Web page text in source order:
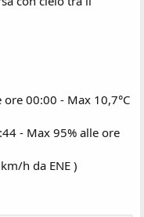
ore 00:00 - Max 10,7°C
- Max 95% alle ore
h da ENE )